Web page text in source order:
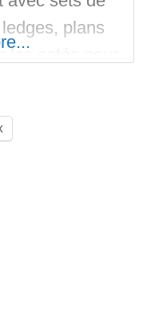
plans
les cotés pour
stade G.
Matez les